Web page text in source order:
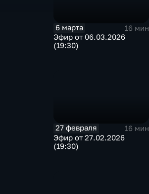
6 марта
16 мин
Эфир от 06.03.2026
(19:30)
27 февраля
16 мин
Эфир от 27.02.2026
(19:30)